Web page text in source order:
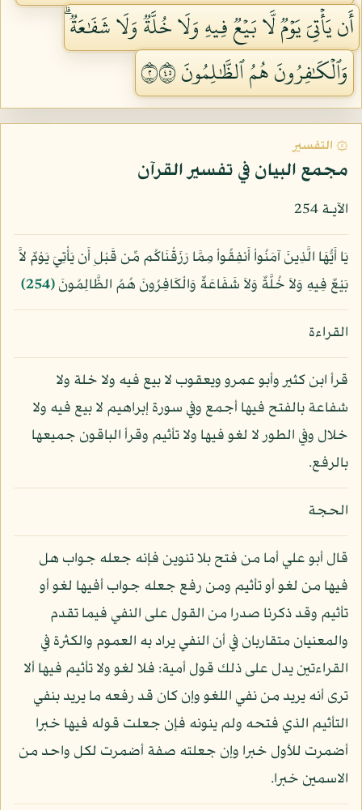
أَن يَأۡتِيَ يَوۡمٞ لَّا بَيۡعٞ فِيهِ وَلَا خُلَّةٞ وَلَا شَفَٰعَةٞۗ
وَٱلۡكَٰفِرُونَ هُمُ ٱلظَّٰلِمُونَ ٢٥٤
۞ التفسير
مجمع البيان في تفسير القرآن
الآيـة 254
يَا أَيُّهَا الَّذِينَ آمَنُواْ أَنفِقُواْ مِمَّا رَزَقْنَاكُم مِّن قَبْلِ أَن يَأْتِيَ يَوْمٌ لاَّ
بَيْعٌ فِيهِ وَلاَ خُلَّةٌ وَلاَ شَفَاعَةٌ وَالْكَافِرُونَ هُمُ الظَّالِمُونَ﴿254﴾
القراءة
قرأ ابن كثير وأبو عمرو ويعقوب لا بيع فيه ولا خلة ولا
شفاعة بالفتح فيها أجمع وفي سورة إبراهيم لا بيع فيه ولا
خلال وفي الطور لا لغو فيها ولا تأثيم وقرأ الباقون جميعها
بالرفع.
الحجة
قال أبو علي أما من فتح بلا تنوين فإنه جعله جواب هل
فيها من لغو أو تأثيم ومن رفع جعله جواب أفيها لغو أو
تأثيم وقد ذكرنا صدرا من القول على النفي فيما تقدم
والمعنيان متقاربان في أن النفي يراد به العموم والكثرة في
القراءتين يدل على ذلك قول أمية: فلا لغو ولا تأثيم فيها ألا
ترى أنه يريد من نفي اللغو وإن كان قد رفعه ما يريد بنفي
التأثيم الذي فتحه ولم ينونه فإن جعلت قوله فيها خبرا
أضمرت للأول خبرا وإن جعلته صفة أضمرت لكل واحد من
الاسمين خبرا.